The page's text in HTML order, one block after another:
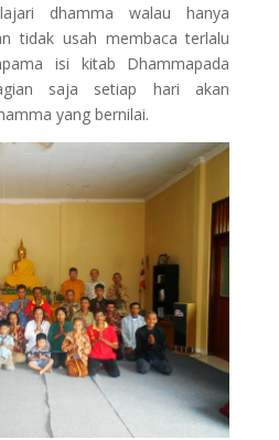
dhamma walau hanya
tidak usah membaca terlalu
isi kitab Dhammapada
saja setiap hari akan
yang bernilai.